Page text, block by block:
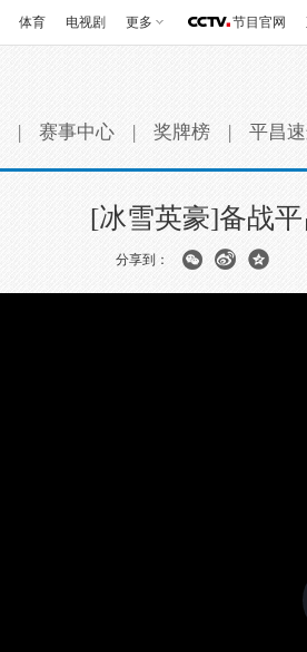
体育 电视剧 更多 节目官网
| 赛事中心 | 奖牌榜 | 平昌
[冰雪英豪]备战
分享到：